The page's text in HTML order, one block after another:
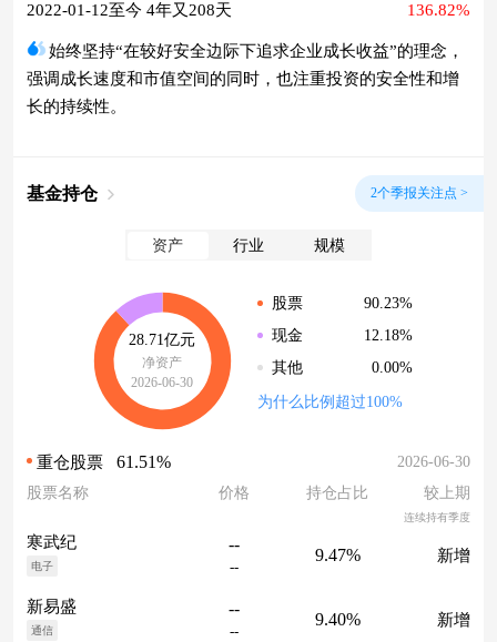
2022-01-12至今 4年又208天 136.82%
始终坚持“在较好安全边际下追求企业成长收益”的理念，
强调成长速度和市值空间的同时，也注重投资的安全性和增
长的持续性。
基金持仓 2个季报关注点 >
资产 行业 规模
28.71亿元
净资产
2026-06-30
股票
90.23%
现金
12.18%
其他
0.00%
为什么比例超过100%
重仓股票 61.51%
2026-06-30
股票名称
价格 持仓占比 较上期
连续持有季度
寒武纪
电子
--
--
9.47% 新增
新易盛
通信
--
--
9.40% 新增